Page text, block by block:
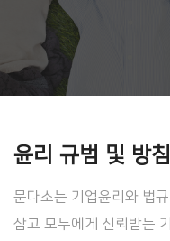
윤리 규범 및 방침
문다소는 기업윤리와 법
삼고 모두에게 신뢰받는